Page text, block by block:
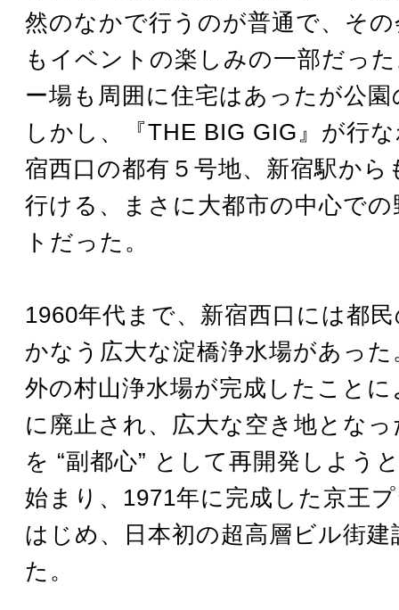
然のなかで行うのが普通で、そ
もイベントの楽しみの一部だっ
ー場も周囲に住宅はあったが公
しかし、『THE BIG GIG』が行
宿西口の都有５号地、新宿駅から
行ける、まさに大都市の中心で
トだった。
1960年代まで、新宿西口には都
かなう広大な淀橋浄水場があっ
外の村山浄水場が完成したこと
に廃止され、広大な空き地とな
を “副都心” として再開発しよう
始まり、1971年に完成した京王
はじめ、日本初の超高層ビル街
た。